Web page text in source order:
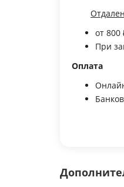
от 800
При
Оплата